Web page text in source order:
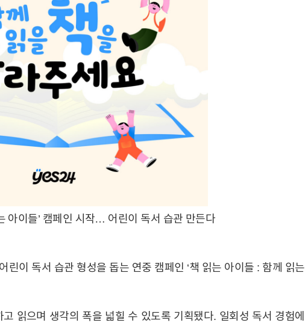
아이들’ 캠페인 시작… 어린이 독서 습관 만든다
린이 독서 습관 형성을 돕는 연중 캠페인 ‘책 읽는 아이들 : 함께 읽는
읽으며 생각의 폭을 넓힐 수 있도록 기획됐다. 일회성 독서 경험에